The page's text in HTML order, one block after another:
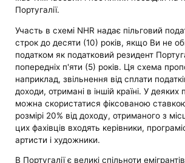
Португалії.
Участь в схемі NHR надає пільговий
строк до десяти (10) років, якщо Ви не
податком як податковий резидент
попередніх п'яти (5) років. Ця схема
наприклад, звільнення від сплати
доходи, отримані в іншій країні. У деяких
можна скористатися фіксованою
розмірі 20% від доходу, отриманого з
цих фахівців входять керівники,
артисти і художники.
В Португалії є великі спільноти